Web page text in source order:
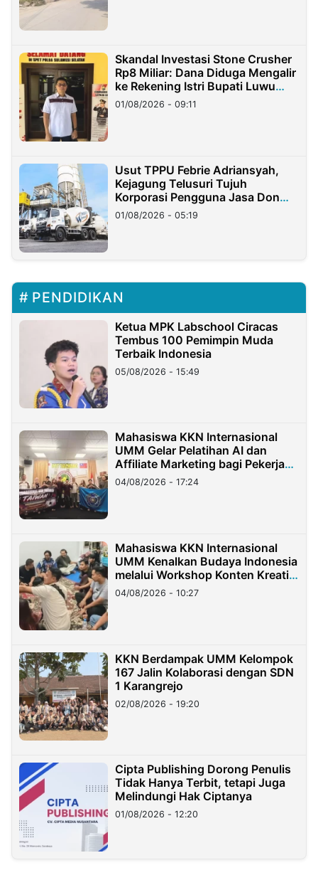
Skandal Investasi Stone Crusher
Rp8 Miliar: Dana Diduga Mengalir
ke Rekening Istri Bupati Luwu
Timur
01/08/2026 - 09:11
Usut TPPU Febrie Adriansyah,
Kejagung Telusuri Tujuh
Korporasi Pengguna Jasa Don
Ritto
01/08/2026 - 05:19
PENDIDIKAN
Ketua MPK Labschool Ciracas
Tembus 100 Pemimpin Muda
Terbaik Indonesia
05/08/2026 - 15:49
Mahasiswa KKN Internasional
UMM Gelar Pelatihan AI dan
Affiliate Marketing bagi Pekerja
Migran Indonesia di Taiwan
04/08/2026 - 17:24
Mahasiswa KKN Internasional
UMM Kenalkan Budaya Indonesia
melalui Workshop Konten Kreatif
di Taiwan
04/08/2026 - 10:27
KKN Berdampak UMM Kelompok
167 Jalin Kolaborasi dengan SDN
1 Karangrejo
02/08/2026 - 19:20
Cipta Publishing Dorong Penulis
Tidak Hanya Terbit, tetapi Juga
Melindungi Hak Ciptanya
01/08/2026 - 12:20